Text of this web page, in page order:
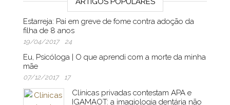
Estarreja: Pai em greve de fome contra adoção da
filha de 8 anos
19/04/2017 24
Eu, Psicóloga | O que aprendi com a morte da minha
mãe
07/12/2017 17
Clínicas privadas contestam APA e
IGAMAOT: a imagiologia dentária não